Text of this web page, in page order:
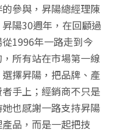
參與，昇陽總經理陳
陽30週年，在回顧過
1996年一路走到今
所有站在市場第一線
擇昇陽，把品牌、產
手上；經銷商不只是
也感謝一路支持昇陽
品，而是一起把技